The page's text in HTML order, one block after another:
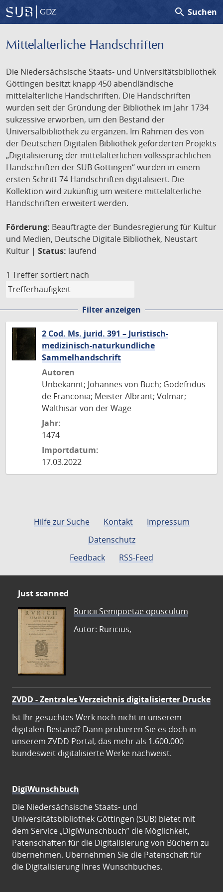
GDZ search Suchen
Mittelalterliche Handschriften
Die Niedersächsische Staats- und Universitätsbibliothek
Göttingen besitzt knapp 450 abendländische
mittelalterliche Handschriften. Die Handschriften
wurden seit der Gründung der Bibliothek im Jahr 1734
sukzessive erworben, um den Bestand der
Universalbibliothek zu ergänzen. Im Rahmen des von
der Deutschen Digitalen Bibliothek geförderten Projekts
„Digitalisierung der mittelalterlichen volkssprachlichen
Handschriften der SUB Göttingen“ wurden in einem
ersten Schritt 74 Handschriften digitalisiert. Die
Kollektion wird zukünftig um weitere mittelalterliche
Handschriften erweitert werden.
Förderung: Beauftragte der Bundesregierung für Kultur
und Medien, Deutsche Digitale Bibliothek, Neustart
Kultur | Status: laufend
1 Treffer sortiert nach
Filter anzeigen
2 Cod. Ms. jurid. 391 – Juristisch-
medizinisch-naturkundliche
Sammelhandschrift
Autoren
Unbekannt; Johannes von Buch; Godefridus
de Franconia; Meister Albrant; Volmar;
Walthisar von der Wage
Jahr:
1474
Importdatum:
17.03.2022
Hilfe zur Suche Kontakt
Impressum
Datenschutz
Feedback
RSS-Feed
Just scanned
Ruricii Semipoetae opusculum
Autor: Ruricius,
ZVDD - Zentrales Verzeichnis digitalisierter Drucke
Ist Ihr gesuchtes Werk noch nicht in unserem
digitalen Bestand? Dann probieren Sie es doch in
unserem ZVDD Portal, das mehr als 1.600.000
bundesweit digitalisierte Werke nachweist.
DigiWunschbuch
Die Niedersächsische Staats- und
Universitätsbibliothek Göttingen (SUB) bietet mit
dem Service „DigiWunschbuch” die Möglichkeit,
Patenschaften für die Digitalisierung von Büchern zu
übernehmen. Übernehmen Sie die Patenschaft für
die Digitalisierung Ihres Wunschbuches.